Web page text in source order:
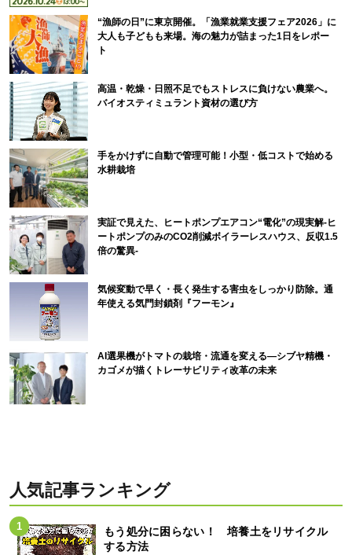
“漁師の日”に東京開催。「漁業就業支援フェア2026」に
大人も子どもも来場。海の魅力が詰まった1日をレポー
ト
高温・乾燥・日照不足でもストレスに負けない農業へ。
バイオスティミュラント資材の選び方
手をかけずに自動で管理可能！小型・低コストで始める
水耕栽培
実証で見えた、ヒートポンプエアコン“電化”の現実解-ヒ
ートポンプのみのCO2削減ボイラーレスハウス、反収1.5
倍の驚異-
気候変動で早く・長く発生する害虫をしっかり防除。通
年使える気門封鎖剤『フーモン』
AI選果機がトマトの栽培・流通を変える―シブヤ精機・
カゴメが描くトレーサビリティ改革の未来
人気記事ランキング
もう処分に困らない！ 培養土をリサイクル
する方法